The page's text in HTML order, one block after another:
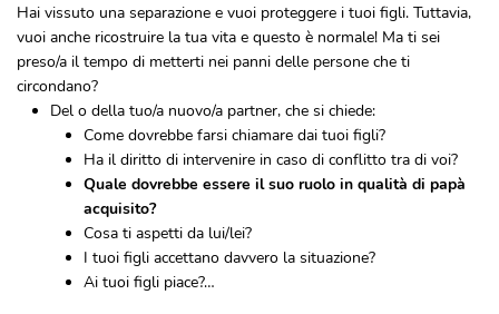
Hai vissuto una separazione e vuoi proteggere i tuoi figli. Tuttavia,
vuoi anche ricostruire la tua vita e questo è normale! Ma ti sei
preso/a il tempo di metterti nei panni delle persone che ti
circondano?
Del o della tuo/a nuovo/a partner, che si chiede:
Come dovrebbe farsi chiamare dai tuoi figli?
Ha il diritto di intervenire in caso di conflitto tra di voi?
Quale dovrebbe essere il suo ruolo in qualità di papà
acquisito?
Cosa ti aspetti da lui/lei?
I tuoi figli accettano davvero la situazione?
Ai tuoi figli piace?…